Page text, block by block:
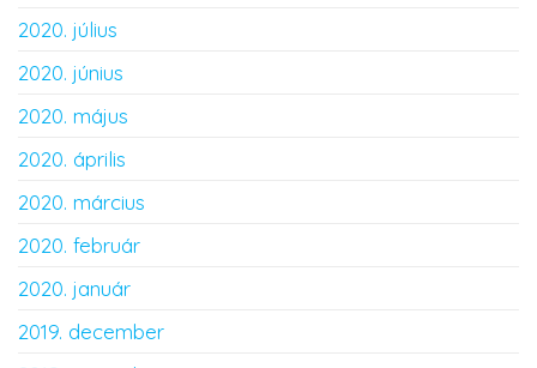
2020. július
2020. június
2020. május
2020. április
2020. március
2020. február
2020. január
2019. december